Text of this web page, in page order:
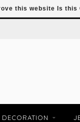
this website Is this